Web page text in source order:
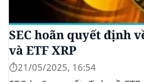
SEC hoãn quyết định
và ETF XRP
⏱️21/05/2025, 16:54